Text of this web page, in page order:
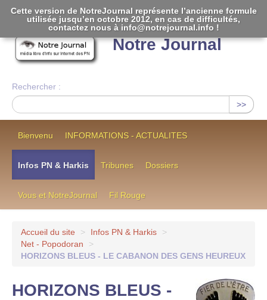
Notre Journal
Rechercher :
>>
Bienvenu INFORMATIONS - ACTUALITES
Infos PN & Harkis Tribunes Dossiers
Vous et NotreJournal Fil Rouge
Accueil du site > Infos PN & Harkis
>
Net - Popodoran
>
HORIZONS BLEUS - LE CABANON DES GENS HEUREUX
HORIZONS BLEUS -
Cette version de NotreJournal représente l’ancienne formule
utilisée jusqu’en octobre 2012, en cas de difficultés,
contactez nous à info@notrejournal.info !